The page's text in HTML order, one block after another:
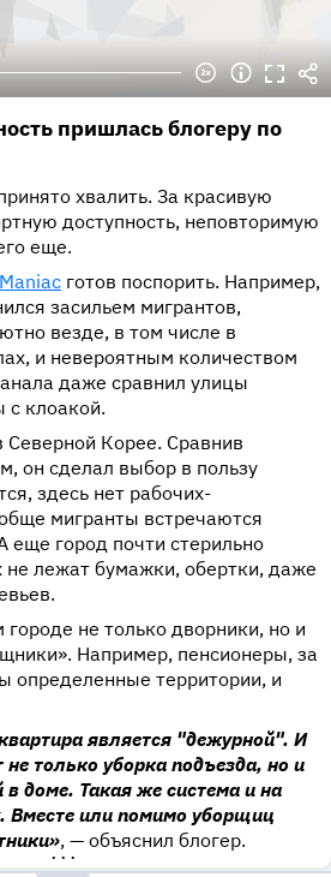
пришлась блогеру по
хвалить. За красивую
доступность, неповторимую
еще.
готов поспорить. Например,
засильем мигрантов,
везде, в том числе в
и невероятным количеством
даже сравнил улицы
с клоакой.
Корее. Сравнив
он сделал выбор в пользу
здесь нет рабочих-
мигранты встречаются
еще город почти стерильно
не лежат бумажки, обертки, даже
не только дворники, но и
Например, пенсионеры, за
определенные территории, и
является "дежурной". И
не только уборка подъезда, но и
в доме. Такая же система и на
Вместе или помимо уборщиц
, — объяснил блогер.
•••